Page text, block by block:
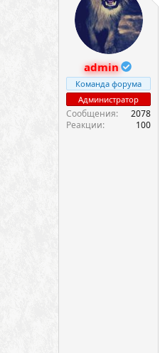
admin
Команда форума
Администратор
Сообщения
2078
Реакции
100